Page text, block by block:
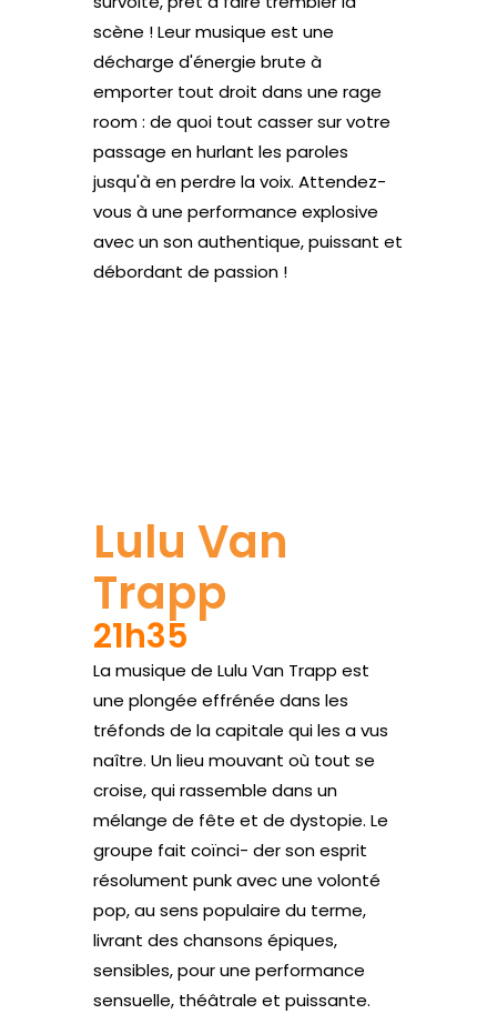
scène ! Leur musique est une
décharge d'énergie brute à
emporter tout droit dans une rage
room : de quoi tout casser sur votre
passage en hurlant les paroles
jusqu'à en perdre la voix. Attendez-
vous à une performance explosive
avec un son authentique, puissant et
débordant de passion !
Lulu Van
Trapp
21h35
La musique de Lulu Van Trapp est
une plongée effrénée dans les
tréfonds de la capitale qui les a vus
naître. Un lieu mouvant où tout se
croise, qui rassemble dans un
mélange de fête et de dystopie. Le
groupe fait coïnci- der son esprit
résolument punk avec une volonté
pop, au sens populaire du terme,
livrant des chansons épiques,
sensibles, pour une performance
sensuelle, théâtrale et puissante.